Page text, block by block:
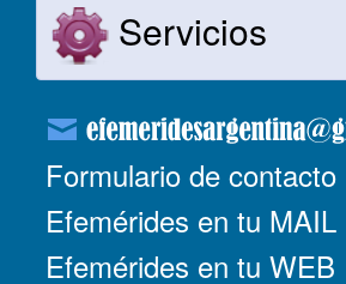
Servicios
Formulario de contacto
Efemérides en tu MAIL
Efemérides en tu WEB